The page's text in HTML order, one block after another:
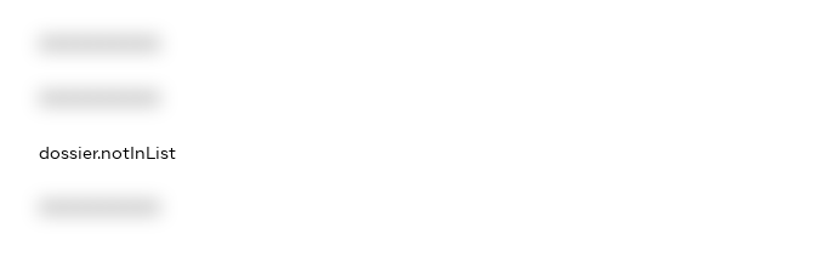
dossier.notInList